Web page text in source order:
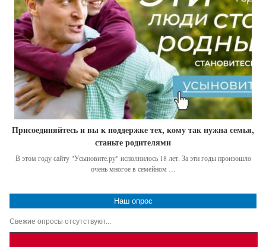
Присоединяйтесь и вы к поддержке тех, кому так нужна семья,
станьте родителями
В этом году сайту "Усыновите.ру" исполнилось 18 лет. За эти годы произошло
очень многое в семейном …
Наш опрос
Свежие опросы отсутствуют...